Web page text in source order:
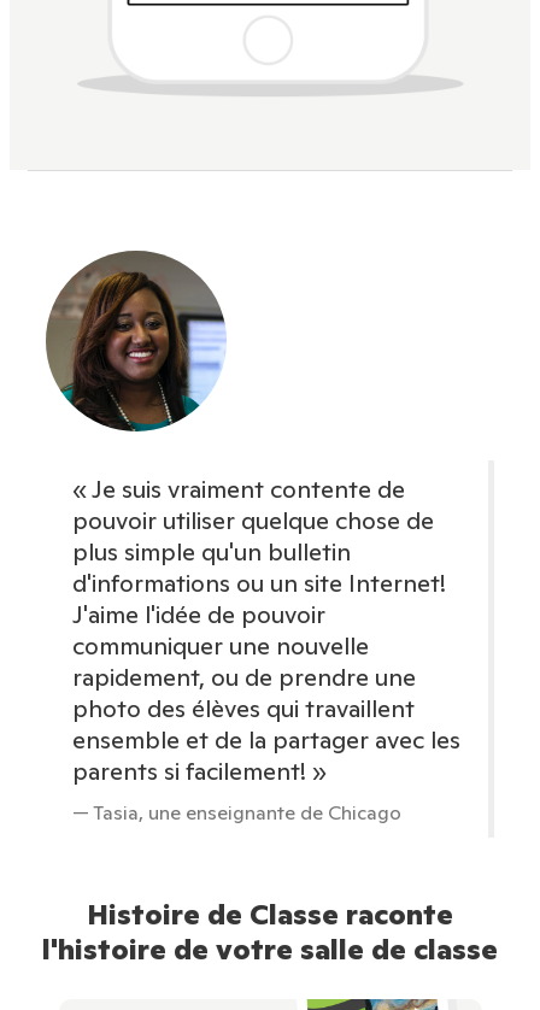
« Je suis vraiment contente de
pouvoir utiliser quelque chose de
plus simple qu'un bulletin
d'informations ou un site Internet!
J'aime l'idée de pouvoir
communiquer une nouvelle
rapidement, ou de prendre une
photo des élèves qui travaillent
ensemble et de la partager avec les
parents si facilement! »
— Tasia, une enseignante de Chicago
Histoire de Classe raconte
l'histoire de votre salle de classe